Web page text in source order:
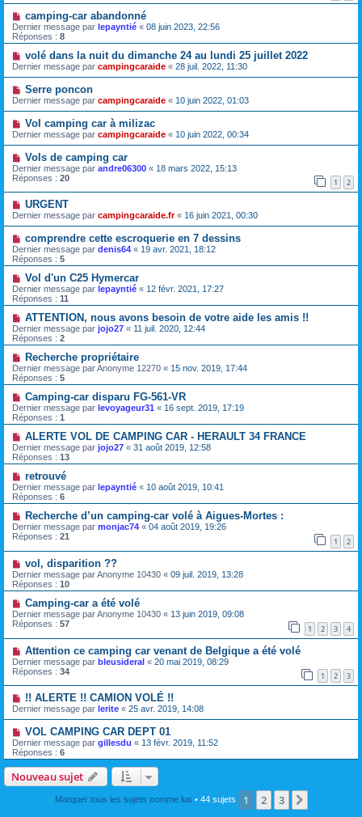
camping-car abandonné
Dernier message par lepayntié « 08 juin 2023, 22:56
Réponses : 8
volé dans la nuit du dimanche 24 au lundi 25 juillet 2022
Dernier message par campingcaraide « 28 juil. 2022, 11:30
Serre poncon
Dernier message par campingcaraide « 10 juin 2022, 01:03
Vol camping car à milizac
Dernier message par campingcaraide « 10 juin 2022, 00:34
Vols de camping car
Dernier message par andre06300 « 18 mars 2022, 15:13
Réponses : 20 1 2
URGENT
Dernier message par campingcaraide.fr« 16 juin 2021, 00:30
comprendre cette escroquerie en 7 dessins
Dernier message par denis64 « 19 avr. 2021, 18:12
Réponses : 5
Vol d'un C25 Hymercar
Dernier message par lepayntié « 12 févr. 2021, 17:27
Réponses : 11
ATTENTION, nous avons besoin de votre aide les amis !!
Dernier message par jojo27 « 11 juil. 2020, 12:44
Réponses : 2
Recherche propriétaire
Dernier message parAnonyme 12270 « 15 nov. 2019, 17:44
Réponses : 5
Camping-car disparu FG-561-VR
Dernier message par levoyageur31 « 16 sept. 2019, 17:19
Réponses : 1
ALERTE VOL DE CAMPING CAR - HERAULT 34 FRANCE
Dernier message par jojo27 « 31 août 2019, 12:58
Réponses : 13
retrouvé
Dernier message par lepayntié « 10 août 2019, 10:41
Réponses : 6
Recherche d’un camping-car volé à Aigues-Mortes :
Dernier message par monjac74 « 04 août 2019, 19:26
Réponses : 21 1 2
vol, disparition ??
Dernier message parAnonyme 10430 « 09 juil. 2019, 13:28
Réponses : 10
Camping-car a été volé
Dernier message parAnonyme 10430 « 13 juin 2019, 09:08
Réponses : 57 1 2 3 4
Attention ce camping car venant de Belgique a été volé
Dernier message par bleusideral « 20 mai 2019, 08:29
Réponses : 34 1 2 3
!! ALERTE !! CAMION VOLÉ !!
Dernier message par lerite « 25 avr. 2019, 14:08
VOL CAMPING CAR DEPT 01
Dernier message par gillesdu « 13 févr. 2019, 11:52
Réponses : 6
Nouveau sujet
Marquer tous les sujets comme lus • 44 sujets 1 2 3